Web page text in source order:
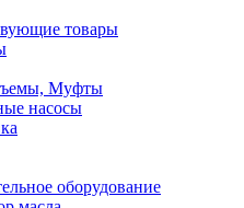
товары
Муфты
насосы
оборудование